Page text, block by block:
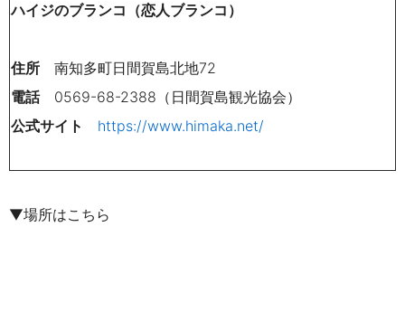
ハイジのブランコ（恋人ブランコ）
住所 南知多町日間賀島北地72
電話0569-68-2388（日間賀島観光協会）
公式サイト
https://www.himaka.net/
▼場所はこちら